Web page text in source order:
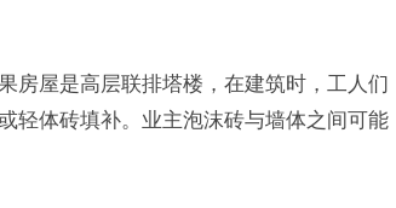
房屋是高层联排塔楼，在建筑时，工人们
轻体砖填补。业主泡沫砖与墙体之间可能